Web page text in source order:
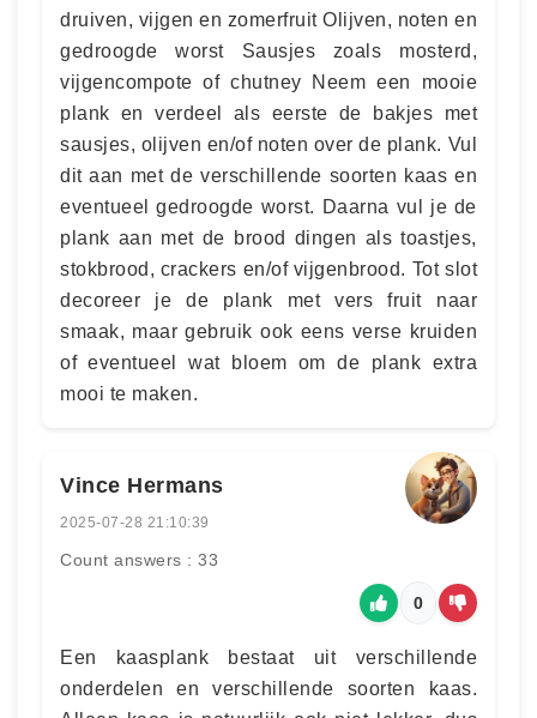
druiven, vijgen en zomerfruit Olijven, noten en
gedroogde worst Sausjes zoals mosterd,
vijgencompote of chutney Neem een mooie
plank en verdeel als eerste de bakjes met
sausjes, olijven en/of noten over de plank. Vul
dit aan met de verschillende soorten kaas en
eventueel gedroogde worst. Daarna vul je de
plank aan met de brood dingen als toastjes,
stokbrood, crackers en/of vijgenbrood. Tot slot
decoreer je de plank met vers fruit naar
smaak, maar gebruik ook eens verse kruiden
of eventueel wat bloem om de plank extra
mooi te maken.
Vince Hermans
2025-07-28 21:10:39
Count answers : 33
0
Een kaasplank bestaat uit verschillende
onderdelen en verschillende soorten kaas.